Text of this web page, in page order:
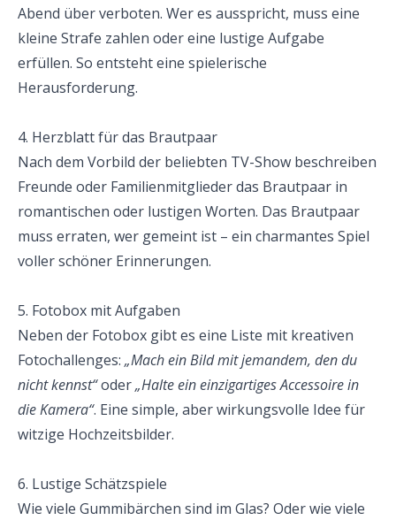
Abend über verboten. Wer es ausspricht, muss eine
kleine Strafe zahlen oder eine lustige Aufgabe
erfüllen. So entsteht eine spielerische
Herausforderung.
4. Herzblatt für das Brautpaar
Nach dem Vorbild der beliebten TV-Show beschreiben
Freunde oder Familienmitglieder das Brautpaar in
romantischen oder lustigen Worten. Das Brautpaar
muss erraten, wer gemeint ist – ein charmantes Spiel
voller schöner Erinnerungen.
5. Fotobox mit Aufgaben
Neben der Fotobox gibt es eine Liste mit kreativen
Fotochallenges: „Mach ein Bild mit jemandem, den du
nicht kennst“ oder „Halte ein einzigartiges Accessoire in
die Kamera“. Eine simple, aber wirkungsvolle Idee für
witzige Hochzeitsbilder.
6. Lustige Schätzspiele
Wie viele Gummibärchen sind im Glas? Oder wie viele